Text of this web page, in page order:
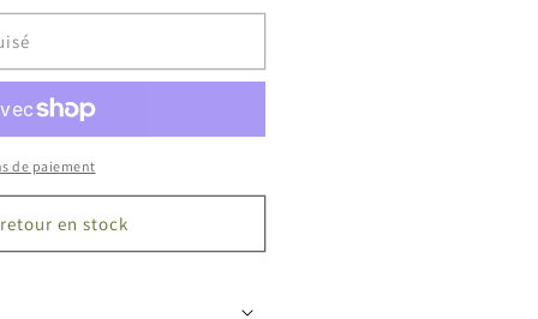
de paiement
en stock